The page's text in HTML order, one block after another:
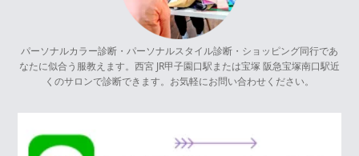
パーソナルカラー診断・パーソナルスタイル診断・ショッピング同行であ
なたに似合う服教えます。西宮 JR甲子園口駅または宝塚 阪急宝塚南口駅近
くのサロンで診断できます。お気軽にお問い合わせください。